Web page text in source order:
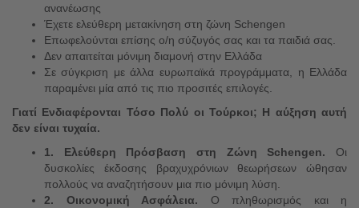
ανανέωσης
Έχετε ελεύθερη μετακίνηση στη ζώνη Schengen
Επωφελούνται επίσης ο/η σύζυγός σας και τα παιδιά σας.
Δεν απαιτείται μόνιμη διαμονή στην Ελλάδα
Σε σύγκριση με άλλα ευρωπαϊκά προγράμματα, η Ελλάδα
παραμένει μία από τις πιο προσιτές επιλογές.
Γιατί Ενδιαφέρονται Τόσο Πολύ οι Τούρκοι; Η αύξηση αυτή
δεν είναι τυχαία.
1. Ελεύθερη Πρόσβαση στη Ζώνη Schengen. Οι
δυσκολίες έκδοσης βραχυχρόνιων θεωρήσεων ώθησαν
πολλούς να αναζητήσουν μια πιο μόνιμη λύση.
2. Οικονομική Ασφάλεια. Ο πληθωρισμός και η